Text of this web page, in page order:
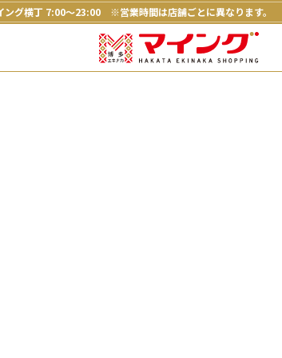
ング横丁 7:00～23:00 ※営業時間は店舗ごとに異なります。